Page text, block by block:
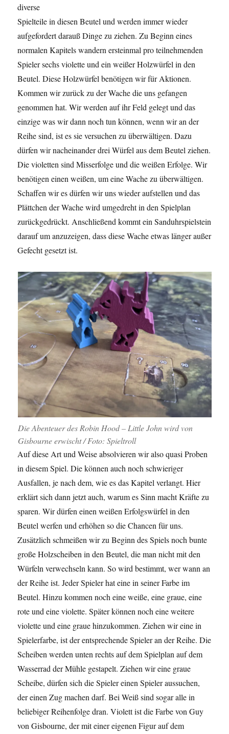
diverse
Spielteile in diesen Beutel und werden immer wieder
aufgefordert darauß Dinge zu ziehen. Zu Beginn eines
normalen Kapitels wandern ersteinmal pro teilnehmenden
Spieler sechs violette und ein weißer Holzwürfel in den
Beutel. Diese Holzwürfel benötigen wir für Aktionen.
Kommen wir zurück zu der Wache die uns gefangen
genommen hat. Wir werden auf ihr Feld gelegt und das
einzige was wir dann noch tun können, wenn wir an der
Reihe sind, ist es sie versuchen zu überwältigen. Dazu
dürfen wir nacheinander drei Würfel aus dem Beutel ziehen.
Die violetten sind Misserfolge und die weißen Erfolge. Wir
benötigen einen weißen, um eine Wache zu überwältigen.
Schaffen wir es dürfen wir uns wieder aufstellen und das
Plättchen der Wache wird umgedreht in den Spielplan
zurückgedrückt. Anschließend kommt ein Sanduhrspielstein
darauf um anzuzeigen, dass diese Wache etwas länger außer
Gefecht gesetzt ist.
Die Abenteuer des Robin Hood – Little John wird von
Gisbourne erwischt / Foto: Spieltroll
Auf diese Art und Weise absolvieren wir also quasi Proben
in diesem Spiel. Die können auch noch schwieriger
Ausfallen, je nach dem, wie es das Kapitel verlangt. Hier
erklärt sich dann jetzt auch, warum es Sinn macht Kräfte zu
sparen. Wir dürfen einen weißen Erfolgswürfel in den
Beutel werfen und erhöhen so die Chancen für uns.
Zusätzlich schmeißen wir zu Beginn des Spiels noch bunte
große Holzscheiben in den Beutel, die man nicht mit den
Würfeln verwechseln kann. So wird bestimmt, wer wann an
der Reihe ist. Jeder Spieler hat eine in seiner Farbe im
Beutel. Hinzu kommen noch eine weiße, eine graue, eine
rote und eine violette. Später können noch eine weitere
violette und eine graue hinzukommen. Ziehen wir eine in
Spielerfarbe, ist der entsprechende Spieler an der Reihe. Die
Scheiben werden unten rechts auf dem Spielplan auf dem
Wasserrad der Mühle gestapelt. Ziehen wir eine graue
Scheibe, dürfen sich die Spieler einen Spieler aussuchen,
der einen Zug machen darf. Bei Weiß sind sogar alle in
beliebiger Reihenfolge dran. Violett ist die Farbe von Guy
von Gisbourne, der mit einer eigenen Figur auf dem